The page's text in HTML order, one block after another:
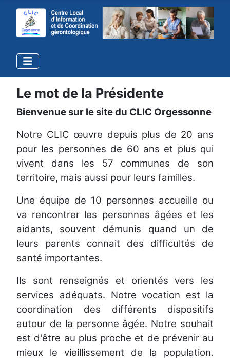
Le mot de la Présidente
Bienvenue sur le site du CLIC Orgessonne
Notre CLIC œuvre depuis plus de 20 ans
pour les personnes de 60 ans et plus qui
vivent dans les 57 communes de son
territoire, mais aussi pour leurs familles.
Une équipe de 10 personnes accueille ou
va rencontrer les personnes âgées et les
aidants, souvent démunis quand un de
leurs parents connait des difficultés de
santé importantes.
Ils sont renseignés et orientés vers les
services adéquats. Notre vocation est la
coordination des différents dispositifs
autour de la personne âgée. Notre souhait
est d'être au plus proche et de prévenir au
mieux le vieillissement de la population.